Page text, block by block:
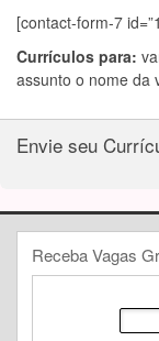
[contact-form-7
Currículos para:
assunto o nome da
Envie seu
Receba Vagas